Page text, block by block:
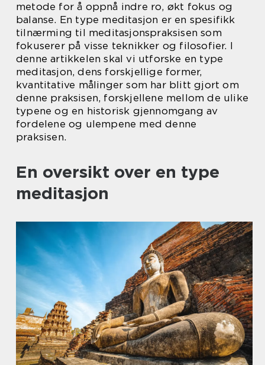
metode for å oppnå indre ro, økt fokus og
balanse. En type meditasjon er en spesifikk
tilnærming til meditasjonspraksisen som
fokuserer på visse teknikker og filosofier. I
denne artikkelen skal vi utforske en type
meditasjon, dens forskjellige former,
kvantitative målinger som har blitt gjort om
denne praksisen, forskjellene mellom de ulike
typene og en historisk gjennomgang av
fordelene og ulempene med denne
praksisen.
En oversikt over en type
meditasjon